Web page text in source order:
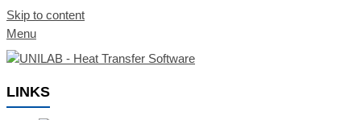
Skip to content
Menu
LINKS